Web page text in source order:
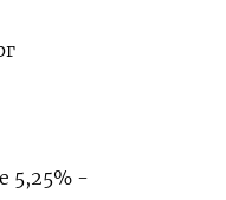
5,25% -